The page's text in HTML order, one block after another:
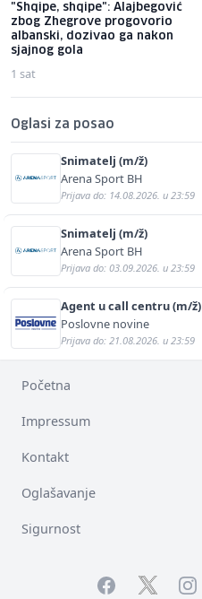
"Shqipe, shqipe": Alajbegović
zbog Zhegrove progovorio
albanski, dozivao ga nakon
sjajnog gola
1 sat
Oglasi za posao
Snimatelj (m/ž)
Arena Sport BH
Prijava do: 14.08.2026. u 23:59
Snimatelj (m/ž)
Arena Sport BH
Prijava do: 03.09.2026. u 23:59
Agent u call centru (m/ž)
Poslovne novine
Prijava do: 21.08.2026. u 23:59
Početna
Impressum
Kontakt
Oglašavanje
Sigurnost
FacebookTwitter